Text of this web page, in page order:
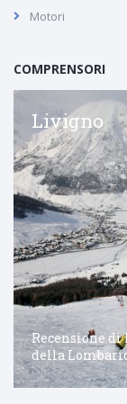
Motori
COMPRENSORI
Livigno
Recensione
della